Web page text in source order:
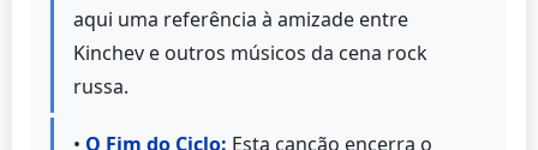
aqui uma referência à amizade entre
Kinchev e outros músicos da cena rock
russa.
• O Fim do Ciclo: Esta canção encerra o